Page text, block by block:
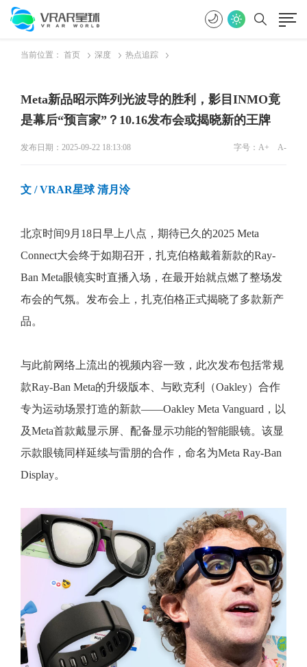
当前位置： 首页 深度 热点追踪
Meta新品昭示阵列光波导的胜利，影目INMO竟
是幕后“预言家”？10.16发布会或揭晓新的王牌
发布日期：2025-09-22 18:13:08 字号： A+ A-
文 / VRAR星球 清月泠
北京时间9月18日早上八点，期待已久的2025 Meta
Connect大会终于如期召开，扎克伯格戴着新款的Ray-
Ban Meta眼镜实时直播入场，在最开始就点燃了整场发
布会的气氛。发布会上，扎克伯格正式揭晓了多款新产
品。
与此前网络上流出的视频内容一致，此次发布包括常规
款Ray-Ban Meta的升级版本、与欧克利（Oakley）合作
专为运动场景打造的新款——Oakley Meta Vanguard，以
及Meta首款戴显示屏、配备显示功能的智能眼镜。该显
示款眼镜同样延续与雷朋的合作，命名为Meta Ray-Ban
Display。